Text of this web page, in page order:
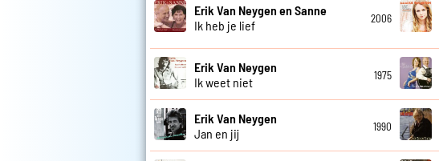
Erik Van Neygen en Sanne
Ik heb je lief
2006
Erik Van Neygen
Ik weet niet
1975
Erik Van Neygen
Jan en jij
1990